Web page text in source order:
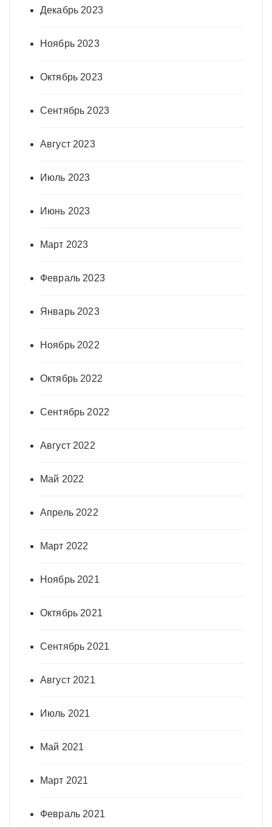
Декабрь 2023
Ноябрь 2023
Октябрь 2023
Сентябрь 2023
Август 2023
Июль 2023
Июнь 2023
Март 2023
Февраль 2023
Январь 2023
Ноябрь 2022
Октябрь 2022
Сентябрь 2022
Август 2022
Май 2022
Апрель 2022
Март 2022
Ноябрь 2021
Октябрь 2021
Сентябрь 2021
Август 2021
Июль 2021
Май 2021
Март 2021
Февраль 2021